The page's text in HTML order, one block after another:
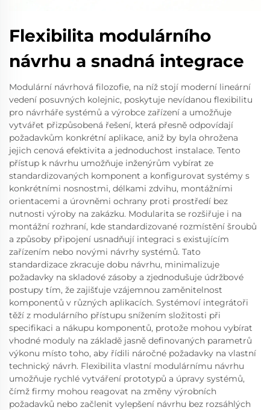
Flexibilita modulárního
návrhu a snadná integrace
Modulární návrhová filozofie, na níž stojí moderní lineární
vedení posuvných kolejnic, poskytuje nevídanou flexibilitu
pro návrháře systémů a výrobce zařízení a umožňuje
vytvářet přizpůsobená řešení, která přesně odpovídají
požadavkům konkrétní aplikace, aniž by byla ohrožena
jejich cenová efektivita a jednoduchost instalace. Tento
přístup k návrhu umožňuje inženýrům vybírat ze
standardizovaných komponent a konfigurovat systémy s
konkrétními nosnostmi, délkami zdvihu, montážními
orientacemi a úrovněmi ochrany proti prostředí bez
nutnosti výroby na zakázku. Modularita se rozšiřuje i na
montážní rozhraní, kde standardizované rozmístění šroubů
a způsoby připojení usnadňují integraci s existujícím
zařízením nebo novými návrhy systémů. Tato
standardizace zkracuje dobu návrhu, minimalizuje
požadavky na skladové zásoby a zjednodušuje údržbové
postupy tím, že zajišťuje vzájemnou zaměnitelnost
komponentů v různých aplikacích. Systémoví integrátoři
těží z modulárního přístupu snížením složitosti při
specifikaci a nákupu komponentů, protože mohou vybírat
vhodné moduly na základě jasně definovaných parametrů
výkonu místo toho, aby řídili náročné požadavky na vlastní
technický návrh. Flexibilita vlastní modulárnímu návrhu
umožňuje rychlé vytváření prototypů a úpravy systémů,
čímž firmy mohou reagovat na změny výrobních
požadavků nebo začlenit vylepšení návrhu bez rozsáhlých